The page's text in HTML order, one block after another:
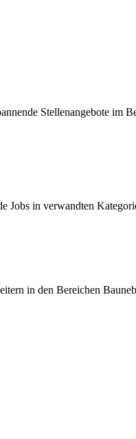
Stellenangebote im
Jobs in verwandten
in den Bereichen